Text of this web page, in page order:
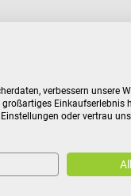
verbessern unsere
Einkaufserlebnis
oder vertrau